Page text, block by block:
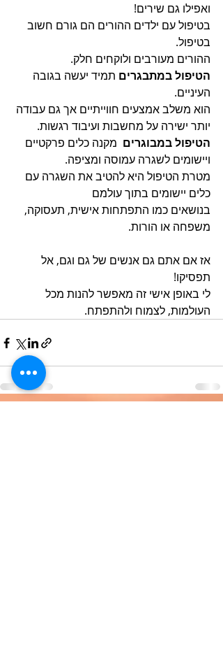
ואפילו גם שירים!
בטיפול עם ילדים ההורים הם גורם חשוב
בטיפול.
ההורים מעורבים ולוקחים חלק.
הטיפול במתבגרים תמיד יעשה בגובה
העיניים.
הוא משלב אמצעים חווייתיים אך גם עבודה
יותר ישירה על מחשבות ועיבוד רגשות.
הטיפול במבוגרים מקנה כלים פרקטיים
ויישומים לשגרה עמוסה ומציפה.
מטרת הטיפול היא להטיב את השגרה עם
כלים יישומים בתוך עולמם
בנושאים כמו התפתחות אישית, תעסוקה,
משפחה או הורות.
אז אם אתם גם אנשים של גם וגם, אל
תפסיקו!
לי באופן אישי זה מאפשר להנות מכל
העולמות, לצמוח ולהתפתח.